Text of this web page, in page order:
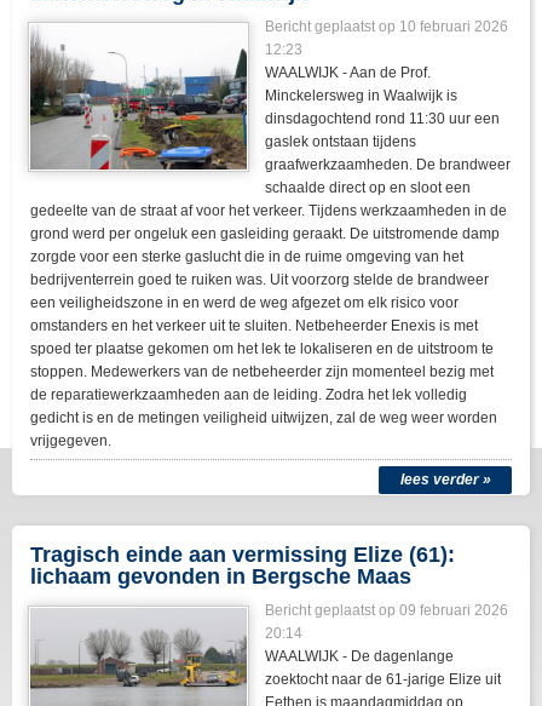
Bericht geplaatst op 10 februari 2026
12:23
WAALWIJK - Aan de Prof.
Minckelersweg in Waalwijk is
dinsdagochtend rond 11:30 uur een
gaslek ontstaan tijdens
graafwerkzaamheden. De brandweer
schaalde direct op en sloot een
gedeelte van de straat af voor het verkeer. Tijdens werkzaamheden in de
grond werd per ongeluk een gasleiding geraakt. De uitstromende damp
zorgde voor een sterke gaslucht die in de ruime omgeving van het
bedrijventerrein goed te ruiken was. Uit voorzorg stelde de brandweer
een veiligheidszone in en werd de weg afgezet om elk risico voor
omstanders en het verkeer uit te sluiten. Netbeheerder Enexis is met
spoed ter plaatse gekomen om het lek te lokaliseren en de uitstroom te
stoppen. Medewerkers van de netbeheerder zijn momenteel bezig met
de reparatiewerkzaamheden aan de leiding. Zodra het lek volledig
gedicht is en de metingen veiligheid uitwijzen, zal de weg weer worden
vrijgegeven.
lees verder »
Tragisch einde aan vermissing Elize (61):
lichaam gevonden in Bergsche Maas
Bericht geplaatst op09 februari 2026
20:14
WAALWIJK - De dagenlange
zoektocht naar de 61-jarige Elize uit